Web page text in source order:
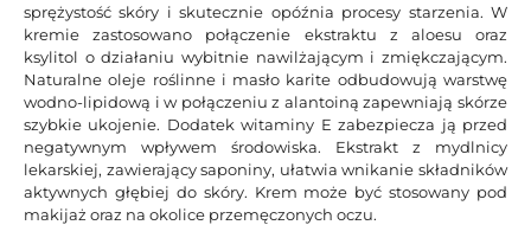
sprężystość skóry i skutecznie opóźnia procesy starzenia. W
kremie zastosowano połączenie ekstraktu z aloesu oraz
ksylitol o działaniu wybitnie nawilżającym i zmiękczającym.
Naturalne oleje roślinne i masło karite odbudowują warstwę
wodno-lipidową i w połączeniu z alantoiną zapewniają skórze
szybkie ukojenie. Dodatek witaminy E zabezpiecza ją przed
negatywnym wpływem środowiska. Ekstrakt z mydlnicy
lekarskiej, zawierający saponiny, ułatwia wnikanie składników
aktywnych głębiej do skóry. Krem może być stosowany pod
makijaż oraz na okolice przemęczonych oczu.